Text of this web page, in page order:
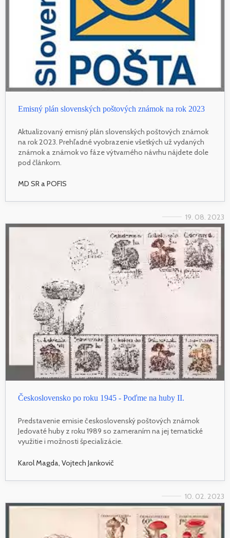
Emisný plán slovenských poštových známok na rok 2023
Aktualizovaný emisný plán slovenských poštových známok
na rok 2023. Prehľadné vyobrazenie všetkých už vydaných
známok a známok vo fáze výtvarného návrhu nájdete dole
pod článkom.
MD SR a POFIS
19. 08. 2023
Československo po roku 1945 - Poďme na huby II.
Predstavenie emisie československý poštových známok
Jedovaté huby z roku 1989 so zameraním na jej tematické
využitie i možnosti špecializácie.
Karol Magda, Vojtech Jankovič
10. 02. 2023